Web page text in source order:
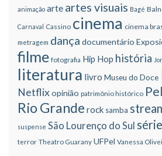
animação arte artes visuais Bagé
Carnaval Cassino cinema cinema
metragem dança documentário
filme fotografia Hip Hop história
literatura livro Museu do Doce
Netflixopinião patrimônio histórico
Rio Grande rock samba
suspense São Lourenço do Sul série
terror Theatro Guarany UFPel Vanessa